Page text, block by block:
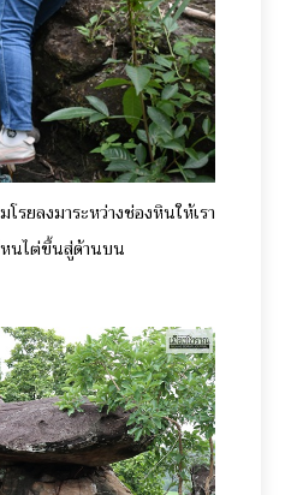
ยลงมาระหว่างช่องหินให้เรา
หนไต่ขึ้นสู่ด้านบน